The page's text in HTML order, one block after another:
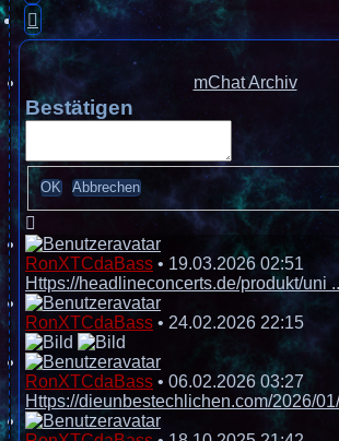
Nächste
mChat Archiv
Bestätigen
RonXTCdaBass • 19.03.2026 02:51
Https://headlineconcerts.de/produkt/uni
RonXTCdaBass • 24.02.2026 22:15
RonXTCdaBass • 06.02.2026 03:27
Https://dieunbestechlichen.com/2026/